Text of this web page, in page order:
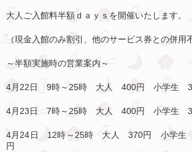
大人ご入館料半額ｄａｙｓを開催いたします。
（現金入館のみ割引、他のサービス券との併用
～半額実施時の営業案内～
4月22日 9時～25時 大人 400円 小学生
4月23日 7時～25時 大人 400円 小学生
4月24日 12時～25時 大人 370円 小学
円